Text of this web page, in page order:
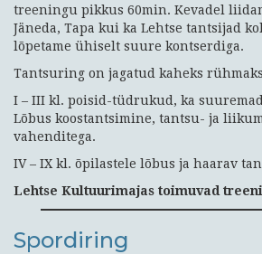
treeningu pikkus 60min. Kevadel
Jäneda, Tapa kui ka Lehtse tantsijad
lõpetame ühiselt suure kontserdiga.
Tantsuring on jagatud kaheks
I – III kl. poisid-tüdrukud, ka
Lõbus koostantsimine, tantsu- ja
vahenditega.
IV – IX kl. õpilastele lõbus ja haarav
Lehtse Kultuurimajas toimuvad
Spordiring